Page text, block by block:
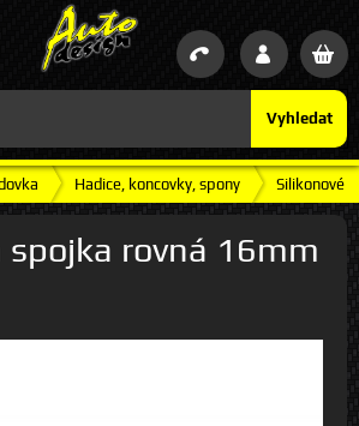
Vyhledat
Hadice, koncovky, spony Silikonové
spojka rovná 16mm